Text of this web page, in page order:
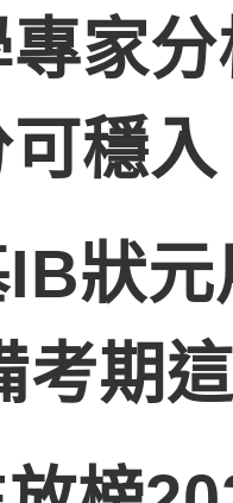
家
穩
狀
考期